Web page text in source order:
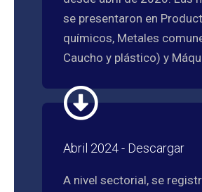
se presentaron en
químicos, Metales
Caucho y plástico) y
Abril 2024 - Descargar
A nivel sectorial, se